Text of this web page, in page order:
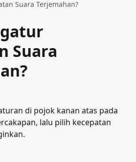
Suara Terjemahan?
Suara
di pojok kanan atas pada
lalu pilih kecepatan